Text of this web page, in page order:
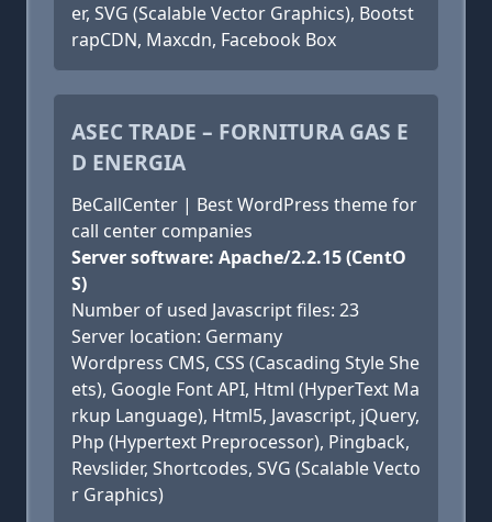
er, SVG (Scalable Vector Graphics), Bootst
rapCDN, Maxcdn, Facebook Box
ASEC TRADE – FORNITURA GAS E
D ENERGIA
BeCallCenter | Best WordPress theme for
call center companies
Server software: Apache/2.2.15 (CentO
S)
Number of used Javascript files: 23
Server location: Germany
Wordpress CMS, CSS (Cascading Style She
ets), Google Font API, Html (HyperText Ma
rkup Language), Html5, Javascript, jQuery,
Php (Hypertext Preprocessor), Pingback,
Revslider, Shortcodes, SVG (Scalable Vecto
r Graphics)